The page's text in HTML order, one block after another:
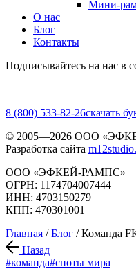
Мини-
О нас
Блог
Контакты
Подписывайтесь на нас в
8 (800) 533-82-26cкачать
© 2005—2026 ООО
Разработка сайта
ООО «ЭФКЕЙ-РАМПС»
ОГРН: 1174704007444
ИНН: 4703150279
КПП: 470301001
Главная /Блог /Команда
Назад
#команда#споты мира